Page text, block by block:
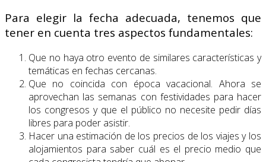
Para elegir la fecha adecuada, tenemos que
tener en cuenta tres aspectos fundamentales:
Que no haya otro evento de similares características y
temáticas en fechas cercanas.
Que no coincida con época vacacional. Ahora se
aprovechan las semanas con festividades para hacer
los congresos y que el público no necesite pedir días
libres para poder asistir.
Hacer una estimación de los precios de los viajes y los
alojamientos para saber cuál es el precio medio que